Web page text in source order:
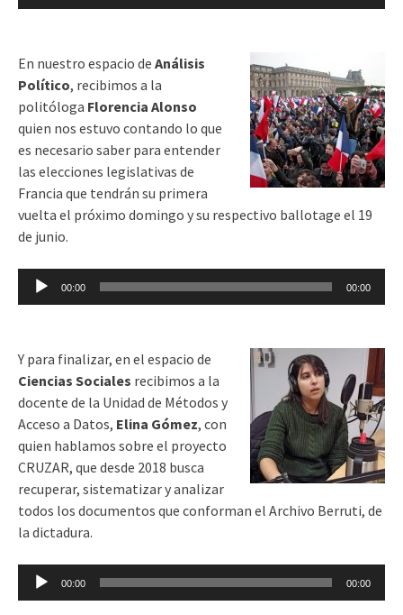
En nuestro espacio de Análisis
Político, recibimos a la
politóloga Florencia Alonso
quien nos estuvo contando lo que
es necesario saber para entender
las elecciones legislativas de
Francia que tendrán su primera
vuelta el próximo domingo y su respectivo ballotage el 19
de junio.
Reproductor
00:00 00:00
Y para finalizar, en el espacio de
Ciencias Sociales recibimos a la
docente de la Unidad de Métodos y
Acceso a Datos, Elina Gómez, con
quien hablamos sobre el proyecto
CRUZAR, que desde 2018 busca
recuperar, sistematizar y analizar
todos los documentos que conforman el Archivo Berruti, de
la dictadura.
Reproductor
00:00 00:00